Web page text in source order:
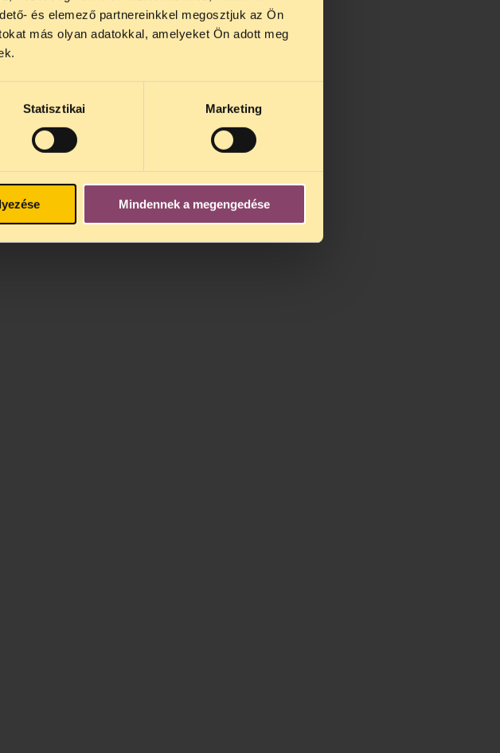
és elemező partnereinkkel megosztjuk az Ön
más olyan adatokkal, amelyeket Ön adott meg
Statisztikai Marketing
Mindennek a megengedése
jogsegélyünk július 27 és
jogsegély
augusztus 25-én